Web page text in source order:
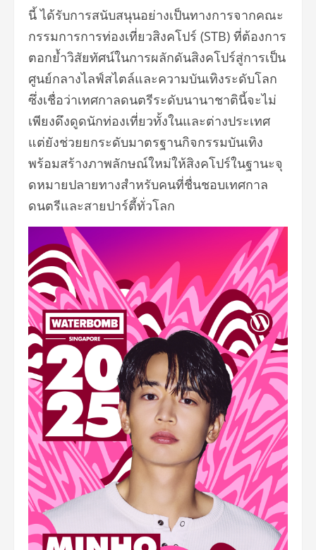
นี้ ได้รับการสนับสนุนอย่างเป็นทางการจากคณะ
กรรมการการท่องเที่ยวสิงคโปร์ (STB) ที่ต้องการ
ตอกย้ำวิสัยทัศน์ในการผลักดันสิงคโปร์สู่การเป็น
ศูนย์กลางไลฟ์สไตล์และความบันเทิงระดับโลก
ซึ่งเชื่อว่าเทศกาลดนตรีระดับนานาชาตินี้จะไม่
เพียงดึงดูดนักท่องเที่ยวทั้งในและต่างประเทศ
แต่ยังช่วยยกระดับมาตรฐานกิจกรรมบันเทิง
พร้อมสร้างภาพลักษณ์ใหม่ให้สิงคโปร์ในฐานะจุ
ดหมายปลายทางสำหรับคนที่ชื่นชอบเทศกาล
ดนตรีและสายปาร์ตี้ทั่วโลก